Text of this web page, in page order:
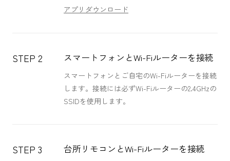
アプリダウンロード
STEP 2 スマートフォンとWi-Fiルーターを接続
スマートフォンとご自宅のWi-Fiルーターを接続
します。接続には必ずWi-Fiルーターの2.4GHzの
SSIDを使用します。
STEP 3 台所リモコンとWi-Fiルーターを接続